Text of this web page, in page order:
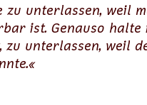
zu unterlassen, weil
ist. Genauso
unterlassen, weil